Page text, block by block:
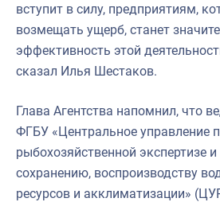
вступит в силу, предприятиям,
возмещать ущерб, станет
эффективность этой
сказал Илья Шестаков.
Глава Агентства напомнил, что
ФГБУ «Центральное управление
рыбохозяйственной экспертизе
сохранению, воспроизводству
ресурсов и акклиматизации»